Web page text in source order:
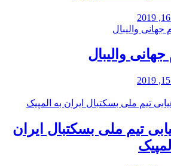
والیبال
تیم ملی بسکتبال ایران